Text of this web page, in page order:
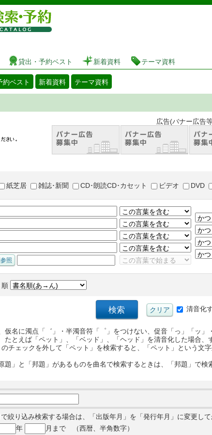
図書館 蔵書検索・予約システム
貸出・予約ベスト 新着資料 テーマ資料
約ベスト 新着資料 テーマ資料
できます。 広告(バナー広告等については、千
紙芝居 雑誌･新聞 CD･朗読CD･カセット ビデオ DVD
順
清音化
仮名に濁点「゛」・半濁音符「゜」をつけない、促音「っ」「ッ」
たとえば「ペット」、「ベッド」、「ヘッド」を清音化した場合、
のチェックを外して「ペット」を検索すると、「ペット」という文
題」と「邦題」があるものを曲名で検索するときは、「邦題」で検
絞り込み検索する場合は、「出版年月」を「発行年月」に変更して
年 月まで （西暦、半角数字）